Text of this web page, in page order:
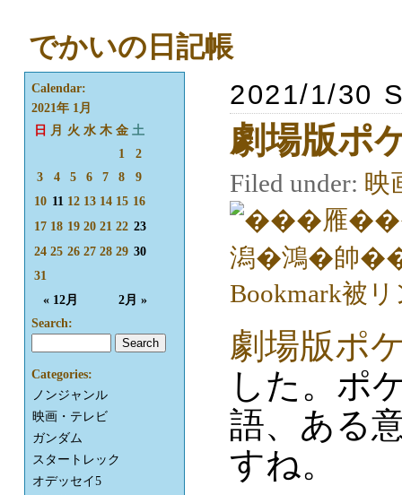
でかいの日記帳
2021/1/30
劇場版ポ
Filed under: 映
劇場版ポ
した。ポ
語、ある
すね。
Calendar:
2021年 1月
日
月 火 水 木 金 土
« 12月 2月 »
1
2
3
4 5 6 7 8
9
10 11 12 13 14 15 16
17 18 19 20 21 22 23
24 25 26 27 28 29 30
31
Search:
Categories:
ノンジャンル
映画・テレビ
ガンダム
スタートレック
オデッセイ5